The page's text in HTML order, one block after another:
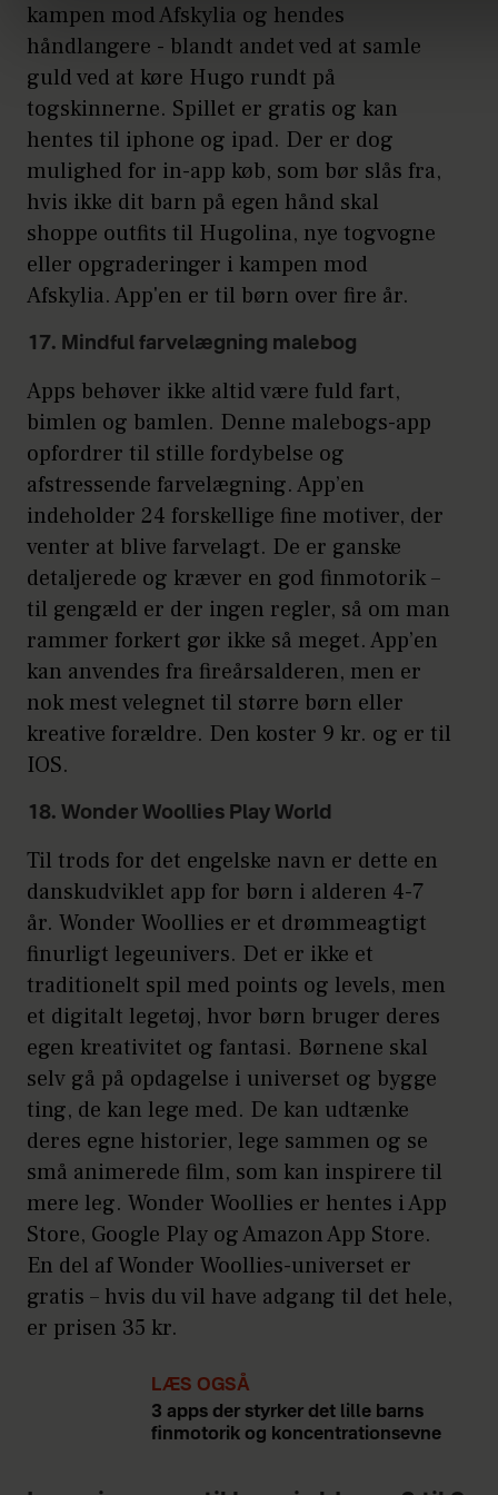
kampen mod Afskylia og hendes
håndlangere - blandt andet ved at samle
guld ved at køre Hugo rundt på
togskinnerne. Spillet er gratis og kan
hentes til iphone og ipad. Der er dog
mulighed for in-app køb, som bør slås fra,
hvis ikke dit barn på egen hånd skal
shoppe outfits til Hugolina, nye togvogne
eller opgraderinger i kampen mod
Afskylia. App'en er til børn over fire år.
17. Mindful farvelægning malebog
Apps behøver ikke altid være fuld fart,
bimlen og bamlen. Denne malebogs-app
opfordrer til stille fordybelse og
afstressende farvelægning. App’en
indeholder 24 forskellige fine motiver, der
venter at blive farvelagt. De er ganske
detaljerede og kræver en god finmotorik –
til gengæld er der ingen regler, så om man
rammer forkert gør ikke så meget. App’en
kan anvendes fra fireårsalderen, men er
nok mest velegnet til større børn eller
kreative forældre. Den koster 9 kr. og er til
IOS.
18. Wonder Woollies Play World
Til trods for det engelske navn er dette en
danskudviklet app for børn i alderen 4-7
år. Wonder Woollies er et drømmeagtigt
finurligt legeunivers. Det er ikke et
traditionelt spil med points og levels, men
et digitalt legetøj, hvor børn bruger deres
egen kreativitet og fantasi. Børnene skal
selv gå på opdagelse i universet og bygge
ting, de kan lege med. De kan udtænke
deres egne historier, lege sammen og se
små animerede film, som kan inspirere til
mere leg. Wonder Woollies er hentes i App
Store, Google Play og Amazon App Store.
En del af Wonder Woollies-universet er
gratis – hvis du vil have adgang til det hele,
er prisen 35 kr.
LÆS OGSÅ
3 apps der styrker det lille barns
finmotorik og koncentrationsevne